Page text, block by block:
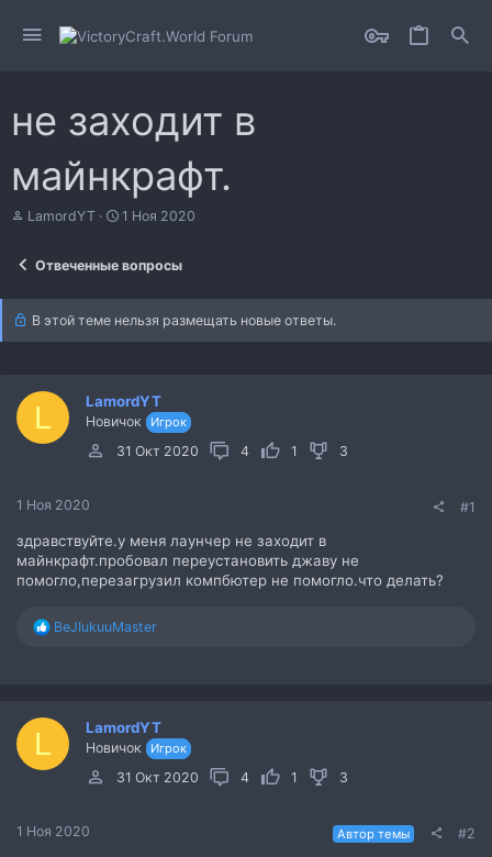
не заходит в
майнкрафт.
А
е
м
LamordYT
Д
а
ч
а
1 Ноя 2020
Отвеченные вопросы
В этой теме нельзя размещать новые ответы.
L LamordYT
Новичок Игрок
31 Окт 2020 4 1 3
1 Ноя 2020 #1
здравствуйте.у меня лаунчер не заходит в
майнкрафт.пробовал переустановить джаву не
помогло,перезагрузил компбютер не помогло.что делать?
Р
и
BeJIukuuMaster
L LamordYT
Новичок Игрок
31 Окт 2020 4 1 3
1 Ноя 2020 Автор темы #2